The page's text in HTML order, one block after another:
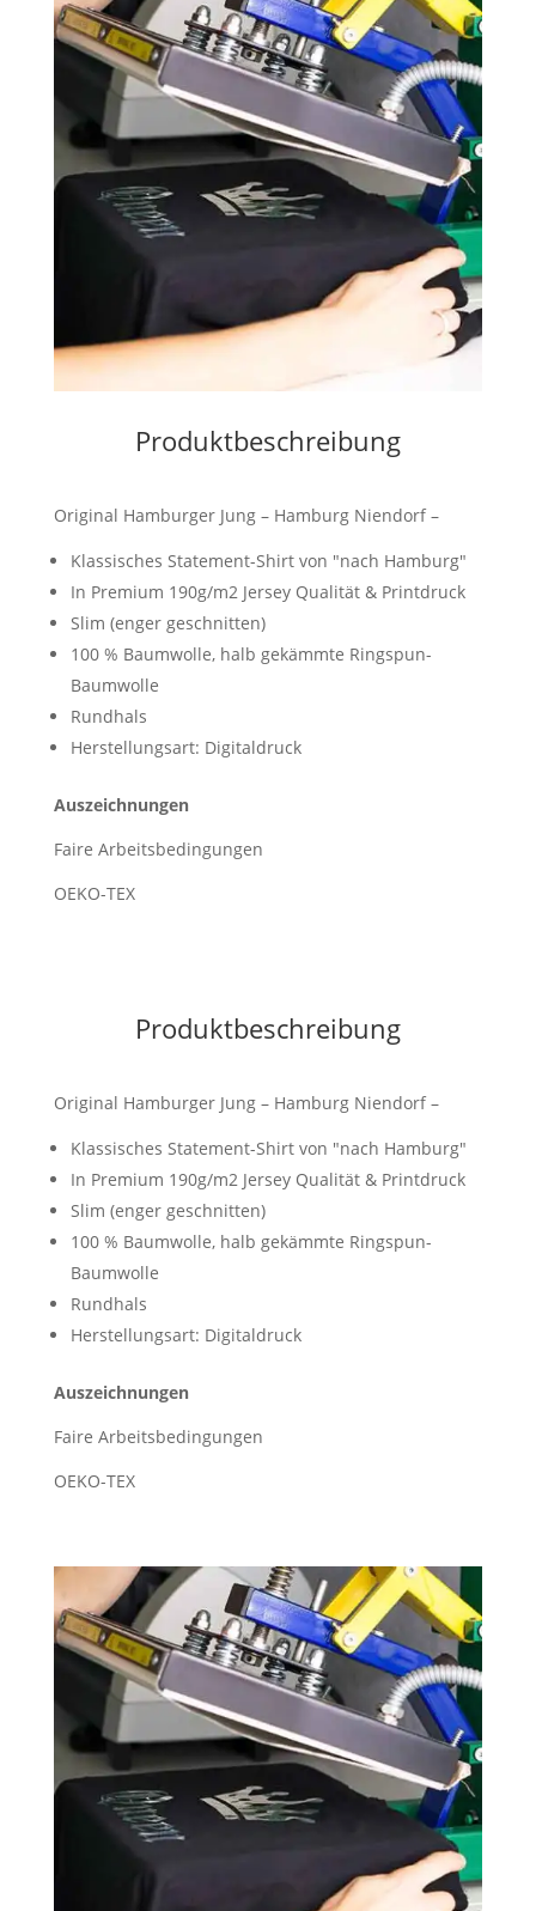
Produktbeschreibung
Original Hamburger Jung – Hamburg Niendorf –
Klassisches Statement-Shirt von "nach Hamburg"
In Premium 190g/m2 Jersey Qualität & Printdruck
Slim (enger geschnitten)
100 % Baumwolle, halb gekämmte Ringspun-
Baumwolle
Rundhals
Herstellungsart: Digitaldruck
Auszeichnungen
Faire Arbeitsbedingungen
OEKO-TEX
Produktbeschreibung
Original Hamburger Jung – Hamburg Niendorf –
Klassisches Statement-Shirt von "nach Hamburg"
In Premium 190g/m2 Jersey Qualität & Printdruck
Slim (enger geschnitten)
100 % Baumwolle, halb gekämmte Ringspun-
Baumwolle
Rundhals
Herstellungsart: Digitaldruck
Auszeichnungen
Faire Arbeitsbedingungen
OEKO-TEX